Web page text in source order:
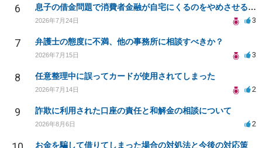
6 息子の借金問題で消費者金融が自宅にくるのをやめさせる方法はないですか？
2026年7月24日 3
7 弁護士の態度に不満、他の事務所に相談すべきか？
2026年7月15日 3
8 任意整理中に誤ってカードが使用されてしまった
2026年7月14日 2
9 詐欺に利用された口座の責任と和解金の相談について
2026年8月6日 2
お金を騙して借りてしまった場合の対処法と今後の対応策